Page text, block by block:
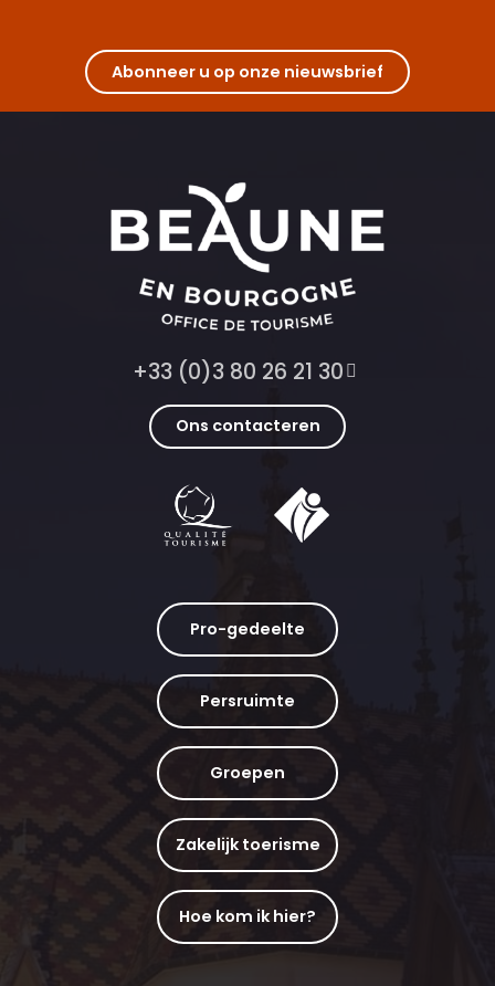
Abonneer u op onze nieuwsbrief
+33 (0)3 80 26 21 30
Ons contacteren
Pro-gedeelte
Persruimte
Groepen
Zakelijk toerisme
Hoe kom ik hier?